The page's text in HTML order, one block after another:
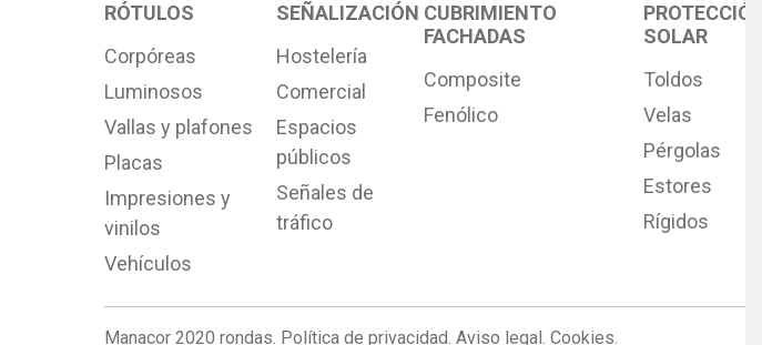
RÓTULOS
Corpóreas
Luminosos
Vallas y plafones
Placas
Impresiones y
vinilos
Vehículos
SEÑALIZACIÓN
Hostelería
Comercial
Espacios
públicos
Señales de
tráfico
CUBRIMIENTO
FACHADAS
Composite
Fenólico
PROTECCIÓN
SOLAR
Toldos
Velas
Pérgolas
Estores
Rígidos
Manacor 2020 rondas. Política de privacidad. Aviso legal. Cookies.